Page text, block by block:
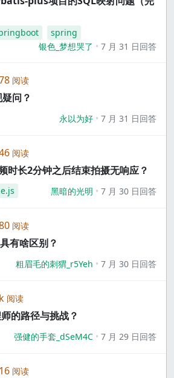
spring
银色_梦想哭了
7 月 31 日回答
阅读
问？
永以为好 7 月 31 日回答
阅读
时长2分钟之后结束拍摄无响应？
黑暗的光明 7 月 30 日回答
阅读
有啥区别？
粗眉毛的刺猬_r5Yeh 7 月 30 日回答
阅读
的路径与挑战？
强健的手套_dSeM4C 7 月 29 日回答
阅读